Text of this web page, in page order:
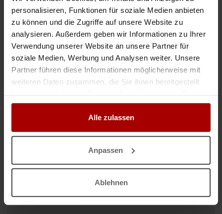
personalisieren, Funktionen für soziale Medien anbieten
zu können und die Zugriffe auf unsere Website zu
analysieren. Außerdem geben wir Informationen zu Ihrer
Verwendung unserer Website an unsere Partner für
soziale Medien, Werbung und Analysen weiter. Unsere
Partner führen diese Informationen möglicherweise mit
weiteren Daten zusammen, die Sie ihnen bereitgestellt
gesammelt haben.
Alle zulassen
Anpassen
Ablehnen
Gesuchin 72280, Dornstetten 06.01.2023
ANZEIGEN
Aktuelle Aufträge
Aktuelle Premium-Aufträge
Aktuelle Premium-Gesuche